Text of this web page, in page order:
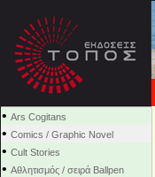
• Ars Cogitans
• Comics / Graphic Novel
• Cult Stories
• Αθλητισμός / σειρά Ballpen